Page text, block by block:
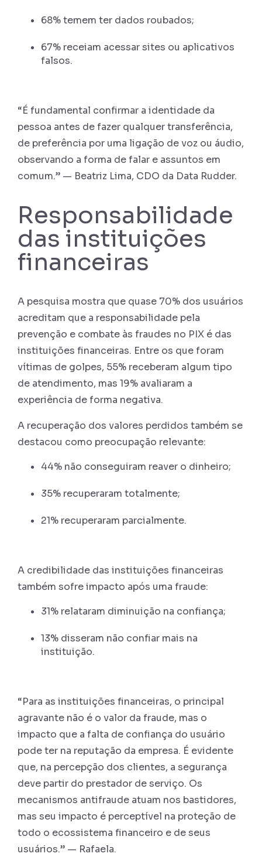
68% temem ter dados roubados;
67% receiam acessar sites ou aplicativos
falsos.
“É fundamental confirmar a identidade da
pessoa antes de fazer qualquer transferência,
de preferência por uma ligação de voz ou áudio,
observando a forma de falar e assuntos em
comum.” — Beatriz Lima, CDO da Data Rudder.
Responsabilidade
das instituições
financeiras
A pesquisa mostra que quase 70% dos usuários
acreditam que a responsabilidade pela
prevenção e combate às fraudes no PIX é das
instituições financeiras. Entre os que foram
vítimas de golpes, 55% receberam algum tipo
de atendimento, mas 19% avaliaram a
experiência de forma negativa.
A recuperação dos valores perdidos também se
destacou como preocupação relevante:
44% não conseguiram reaver o dinheiro;
35% recuperaram totalmente;
21% recuperaram parcialmente.
A credibilidade das instituições financeiras
também sofre impacto após uma fraude:
31% relataram diminuição na confiança;
13% disseram não confiar mais na
instituição.
“Para as instituições financeiras, o principal
agravante não é o valor da fraude, mas o
impacto que a falta de confiança do usuário
pode ter na reputação da empresa. É evidente
que, na percepção dos clientes, a segurança
deve partir do prestador de serviço. Os
mecanismos antifraude atuam nos bastidores,
mas seu impacto é perceptível na proteção de
todo o ecossistema financeiro e de seus
usuários.” — Rafaela.